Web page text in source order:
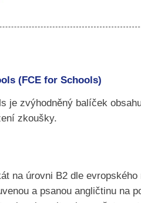
(FCE for Schools)
je zvýhodněný balíček
zkoušky.
na úrovni B2 dle
a psanou angličtinu na